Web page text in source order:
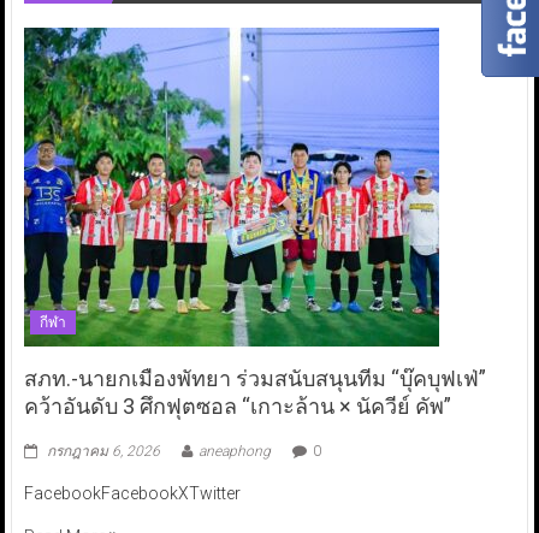
กีฬา
สภท.-นายกเมืองพัทยา ร่วมสนับสนุนทีม “บุ๊คบุฟเฟ่”
คว้าอันดับ 3 ศึกฟุตซอล “เกาะล้าน × นัควีย์ คัพ”
กรกฎาคม 6, 2026 aneaphong 0
FacebookFacebookXTwitter